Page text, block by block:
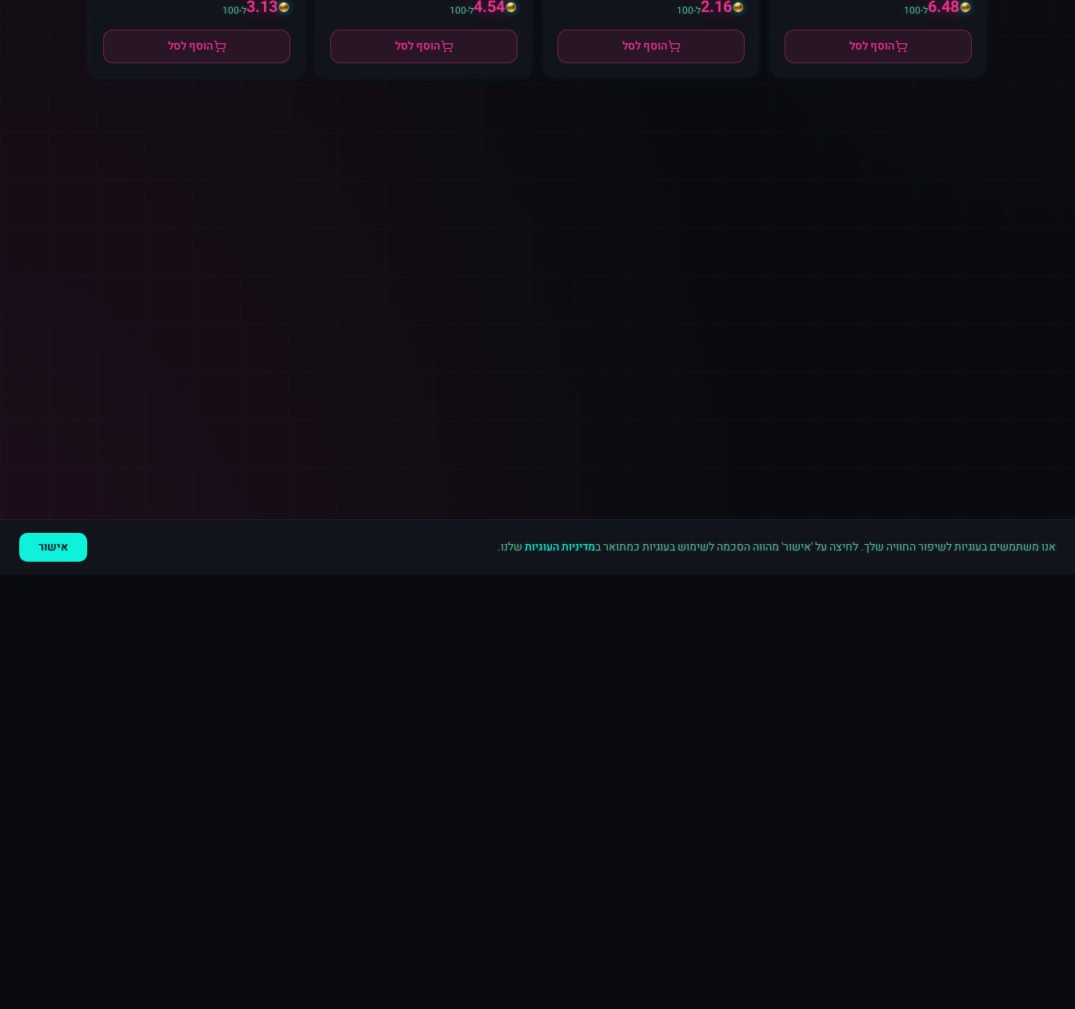
6.48ל-100
הוסף לסל
2.16ל-100
הוסף לסל
4.54ל-100
הוסף לסל
3.13ל-100
הוסף לסל
אנו משתמשים בעוגיות לשיפור החוויה שלך. לחיצה על 'אישור' מהווה הסכמה לשימוש בעוגיות כמתואר במדיניות העוגיותשלנו. אישור